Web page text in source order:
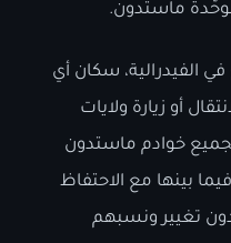
ماستدون.
الفيدرالية، سكان أي
أو زيارة ولايات
خوادم ماستدون
بينها مع الاحتفاظ
تغيير ونسبهم